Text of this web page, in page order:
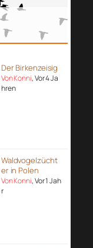
Der Birkenzeisig
Von Konni, Vor 4 Ja
hren
Waldvogelzücht
er in Polen
Von Konni, Vor 1 Jah
r